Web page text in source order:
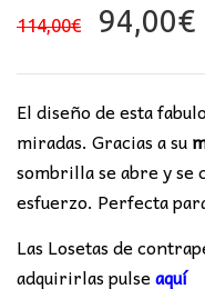
114,00€
El
original
era:
94,00€El
El diseño de esta
miradas. Gracias a su
sombrilla se abre y se
esfuerzo. Perfecta
Las Losetas de
adquirirlas pulseaquí